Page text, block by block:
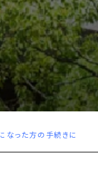
なった方の手続きに